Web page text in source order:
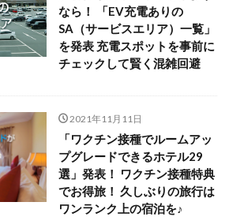
なら！ 「EV充電ありの
SA（サービスエリア）一覧」
を発表 充電スポットを事前に
チェックして賢く混雑回避
2021年11月11日
「ワクチン接種でルームアッ
プグレードできるホテル29
選」発表！ ワクチン接種特典
でお得旅！ 久しぶりの旅行は
ワンランク上の宿泊を♪